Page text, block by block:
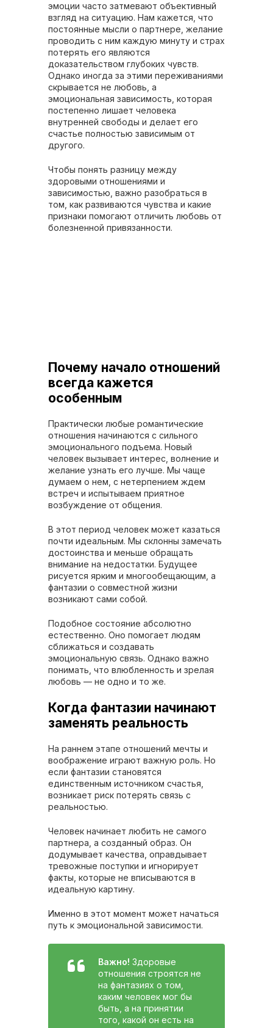
эмоции часто затмевают объективный
взгляд на ситуацию. Нам кажется, что
постоянные мысли о партнере, желание
проводить с ним каждую минуту и страх
потерять его являются
доказательством глубоких чувств.
Однако иногда за этими переживаниями
скрывается не любовь, а
эмоциональная зависимость, которая
постепенно лишает человека
внутренней свободы и делает его
счастье полностью зависимым от
другого.
Чтобы понять разницу между
здоровыми отношениями и
зависимостью, важно разобраться в
том, как развиваются чувства и какие
признаки помогают отличить любовь от
болезненной привязанности.
Почему начало отношений
всегда кажется
особенным
Практически любые романтические
отношения начинаются с сильного
эмоционального подъема. Новый
человек вызывает интерес, волнение и
желание узнать его лучше. Мы чаще
думаем о нем, с нетерпением ждем
встреч и испытываем приятное
возбуждение от общения.
В этот период человек может казаться
почти идеальным. Мы склонны замечать
достоинства и меньше обращать
внимание на недостатки. Будущее
рисуется ярким и многообещающим, а
фантазии о совместной жизни
возникают сами собой.
Подобное состояние абсолютно
естественно. Оно помогает людям
сближаться и создавать
эмоциональную связь. Однако важно
понимать, что влюбленность и зрелая
любовь — не одно и то же.
Когда фантазии начинают
заменять реальность
На раннем этапе отношений мечты и
воображение играют важную роль. Но
если фантазии становятся
единственным источником счастья,
возникает риск потерять связь с
реальностью.
Человек начинает любить не самого
партнера, а созданный образ. Он
додумывает качества, оправдывает
тревожные поступки и игнорирует
факты, которые не вписываются в
идеальную картину.
Именно в этот момент может начаться
путь к эмоциональной зависимости.
Важно! Здоровые
отношения строятся не
на фантазиях о том,
каким человек мог бы
быть, а на принятии
того, какой он есть на